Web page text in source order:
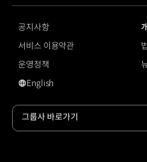
journal
공지사항
서비스 이용약관
운영정책
영문 사이트로 이동
English
그룹사 바로가기